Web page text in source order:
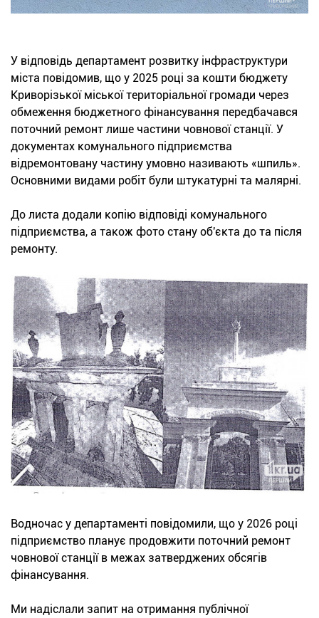
У відповідь департамент розвитку інфраструктури
міста повідомив, що у 2025 році за кошти бюджету
Криворізької міської територіальної громади через
обмеження бюджетного фінансування передбачався
поточний ремонт лише частини човнової станції. У
документах комунального підприємства
відремонтовану частину умовно називають «шпиль».
Основними видами робіт були штукатурні та малярні.
До листа додали копію відповіді комунального
підприємства, а також фото стану об'єкта до та після
ремонту.
Водночас у департаменті повідомили, що у 2026 році
підприємство планує продовжити поточний ремонт
човнової станції в межах затверджених обсягів
фінансування.
Ми надіслали запит на отримання публічної